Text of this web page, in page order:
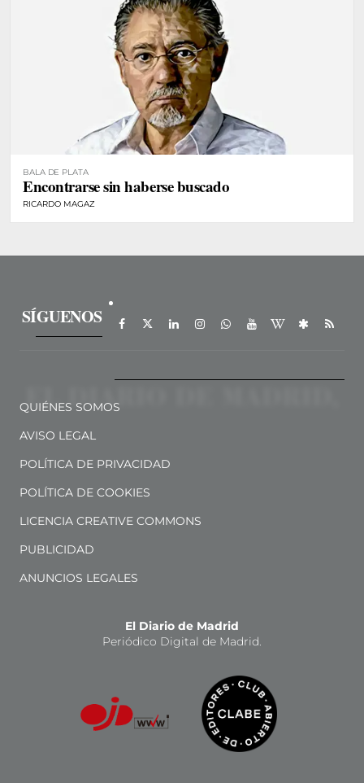
BALA DE PLATA
Encontrarse sin haberse buscado
RICARDO MAGAZ
SÍGUENOS
QUIÉNES SOMOS
AVISO LEGAL
POLÍTICA DE PRIVACIDAD
POLÍTICA DE COOKIES
LICENCIA CREATIVE COMMONS
PUBLICIDAD
ANUNCIOS LEGALES
El Diario de Madrid
Periódico Digital de Madrid.